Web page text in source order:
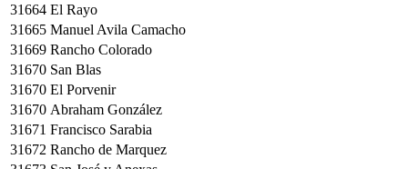
31664 El Rayo
31665 Manuel Avila Camacho
31669 Rancho Colorado
31670 San Blas
31670 El Porvenir
31670 Abraham González
31671 Francisco Sarabia
31672 Rancho de Marquez